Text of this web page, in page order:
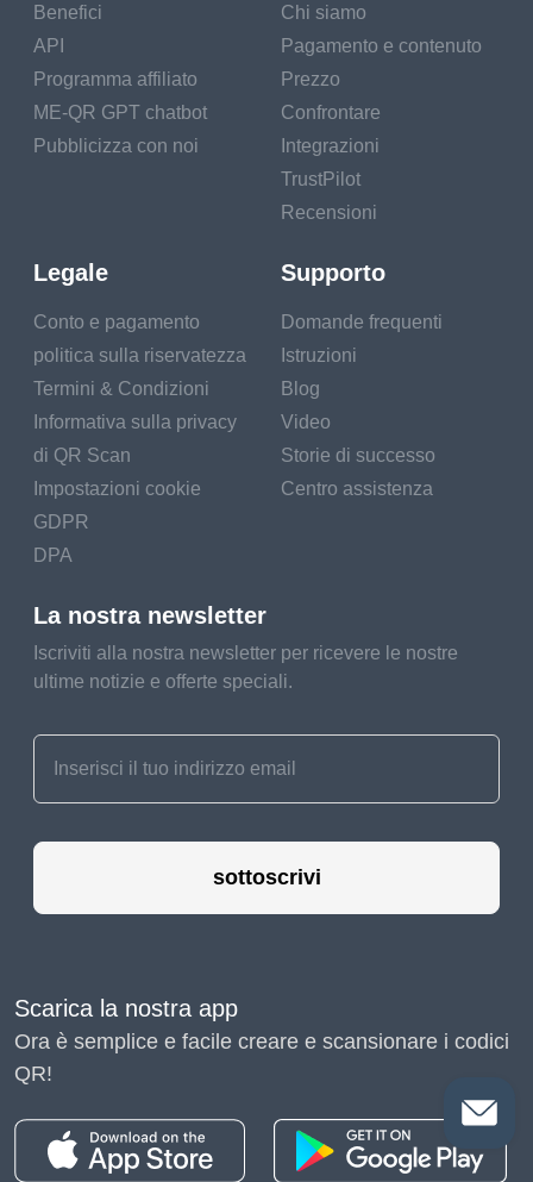
Benefici
API
Programma affiliato
ME-QR GPT chatbot
Pubblicizza con noi
Chi siamo
Pagamento e contenuto
Prezzo
Confrontare
Integrazioni
TrustPilot
Recensioni
Legale
Conto e pagamento
politica sulla riservatezza
Termini & Condizioni
Informativa sulla privacy
di QR Scan
Impostazioni cookie
GDPR
DPA
Supporto
Domande frequenti
Istruzioni
Blog
Video
Storie di successo
Centro assistenza
La nostra newsletter
Iscriviti alla nostra newsletter per ricevere le nostre
ultime notizie e offerte speciali.
sottoscrivi
Scarica la nostra app
Ora è semplice e facile creare e scansionare i codici
QR!